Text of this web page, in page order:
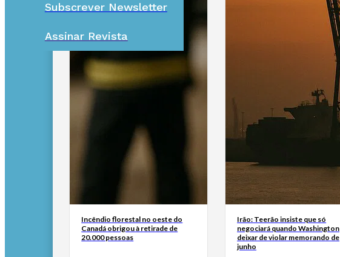
Subscrever Newsletter
Assinar Revista
Incêndio florestal no oeste do
Canadá obrigou à retirade de
20.000 pessoas
Irão: Teerão insiste que só
negociará quando Washington
deixar de violar memorando de
junho